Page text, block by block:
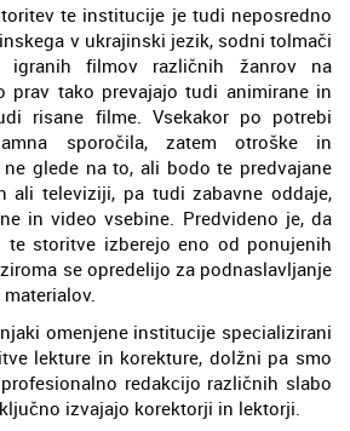
te institucije je tudi neposredno
v ukrajinski jezik, sodni tolmači
igranih filmov različnih žanrov na
prav tako prevajajo tudi animirane in
risane filme. Vsekakor po potrebi
sporočila, zatem otroške in
glede na to, ali bodo te predvajane
ali televiziji, pa tudi zabavne oddaje,
in video vsebine. Predvideno je, da
te storitve izberejo eno od ponujenih
se opredelijo za podnaslavljanje
omenjene institucije specializirani
lekture in korekture, dolžni pa smo
redakcijo različnih slabo
izvajajo korektorji in lektorji.